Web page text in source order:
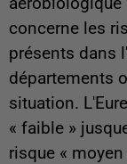
concerne les
présents dans
départements
situation.
« faible »
risque «